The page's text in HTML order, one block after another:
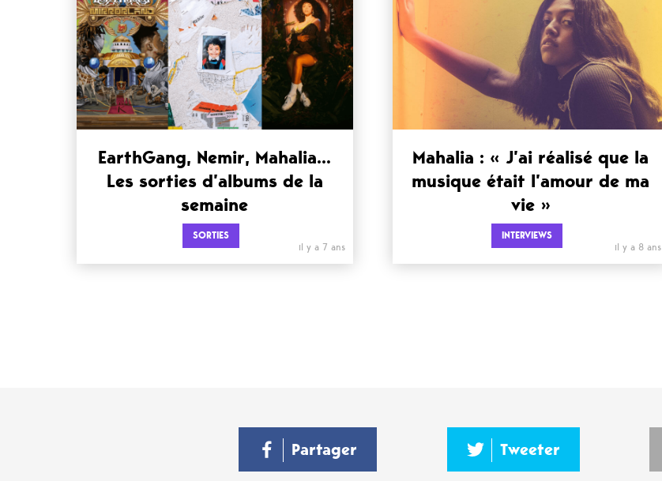
EarthGang, Nemir, Mahalia…
Les sorties d’albums de la
semaine
SORTIES
il y a 7 ans
Mahalia : « J’ai réalisé que la
musique était l’amour de ma
vie »
INTERVIEWS
il y a 8 ans
Partager Tweeter